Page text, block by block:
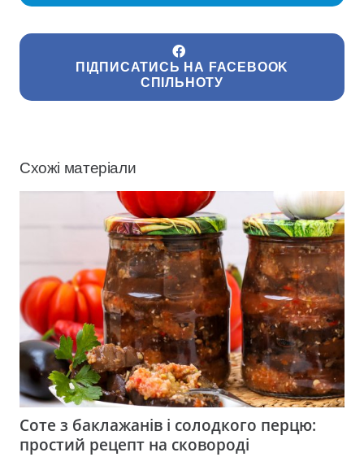
ПІДПИСАТИСЬ НА FACEBOOK
СПІЛЬНОТУ
Схожі матеріали
Соте з баклажанів і солодкого перцю:
простий рецепт на сковороді